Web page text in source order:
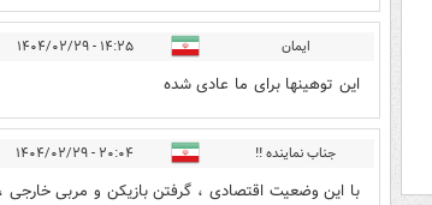
ایمان ۱۴:۲۵ - ۱۴۰۴/۰۲/۲۹
این توهینها برای ما عادی شده
جناب نماینده !! ۲۰:۰۴ - ۱۴۰۴/۰۲/۲۹
با این وضعیت اقتصادی ، گرفتن بازیکن و مربی